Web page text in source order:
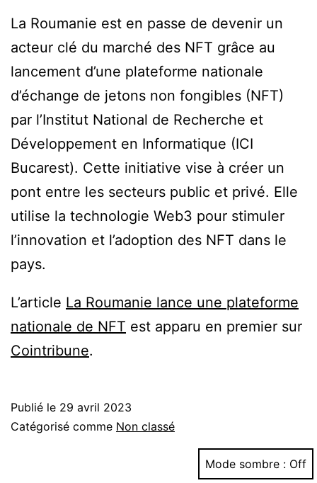
La Roumanie est en passe de devenir un
acteur clé du marché des NFT grâce au
lancement d’une plateforme nationale
d’échange de jetons non fongibles (NFT)
par l’Institut National de Recherche et
Développement en Informatique (ICI
Bucarest). Cette initiative vise à créer un
pont entre les secteurs public et privé. Elle
utilise la technologie Web3 pour stimuler
l’innovation et l’adoption des NFT dans le
pays.
L’article La Roumanie lance une plateforme
nationale de NFT est apparu en premier sur
Cointribune.
Publié le 29 avril 2023
Catégorisé comme Non classé
Mode sombre :